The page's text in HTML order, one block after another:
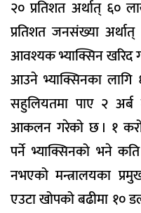
२० प्रतिशत अर्थात् ६०
प्रतिशत जनसंख्या
आवश्यक भ्याक्सिन खरिद
आउने भ्याक्सिनका लागि
सहुलियतमा पाए २ अर्ब
आकलन गरेको छ । १
पर्ने भ्याक्सिनको भने
नभएको मन्त्रालयका
एउटा खोपको बढीमा